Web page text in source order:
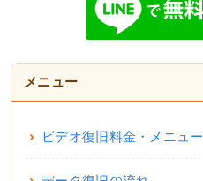
メニュー
ビデオ復旧料金・メニュー